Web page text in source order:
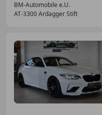
BM-Automobile e.U.
AT-3300 Ardagger Stift